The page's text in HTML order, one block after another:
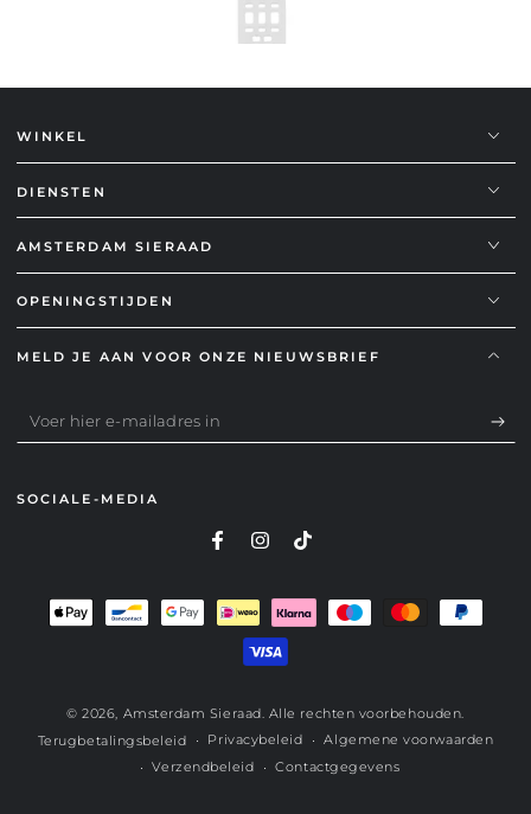
WINKEL
DIENSTEN
AMSTERDAM SIERAAD
OPENINGSTIJDEN
MELD JE AAN VOOR ONZE NIEUWSBRIEF
Voer
hier
SOCIALE-MEDIA
© 2026, Amsterdam Sieraad. Alle rechten voorbehouden.
Terugbetalingsbeleid
Privacybeleid
Algemene voorwaarden
Verzendbeleid
Contactgegevens
Betaalmethoden